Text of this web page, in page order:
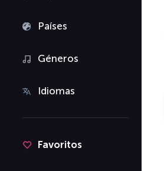
Países
Géneros
Idiomas
Favoritos